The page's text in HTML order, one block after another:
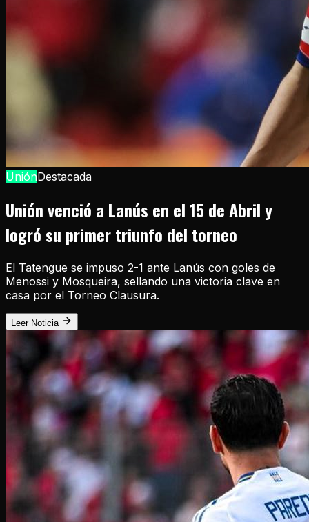
UniónDestacada
Unión venció a Lanús en el 15 de Abril y
logró su primer triunfo del torneo
El Tatengue se impuso 2-1 ante Lanús con goles de
Menossi y Mosqueira, sellando una victoria clave en
casa por el Torneo Clausura.
Leer Noticia